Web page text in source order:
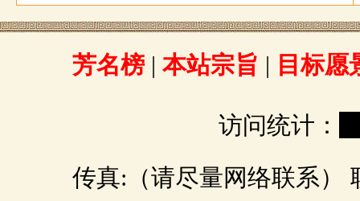
芳名榜| 本站宗旨 | 目标愿
访问统计：
传真:（请尽量网络联系）